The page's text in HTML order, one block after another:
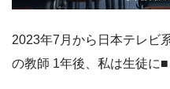
2023年7月から日本テレビ
の教師 1年後、私は生徒に■